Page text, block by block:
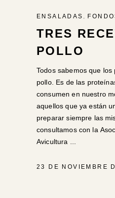
ENSALADAS ,
TRES
POLLO
Todos sabemos que
pollo. Es de las
consumen en nuestro
aquellos que ya están
preparar siempre las
consultamos con la
Avicultura
23 DE NOVIEMBRE